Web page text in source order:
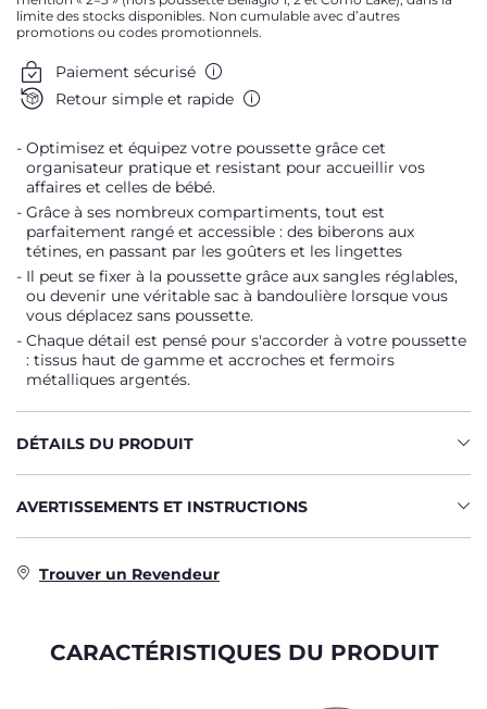
limite des stocks disponibles. Non cumulable avec d’autres
promotions ou codes promotionnels.
Paiement sécurisé
Retour simple et rapide
Optimisez et équipez votre poussette grâce cet
organisateur pratique et resistant pour accueillir vos
affaires et celles de bébé.
Grâce à ses nombreux compartiments, tout est
parfaitement rangé et accessible : des biberons aux
tétines, en passant par les goûters et les lingettes
Il peut se fixer à la poussette grâce aux sangles réglables,
ou devenir une véritable sac à bandoulière lorsque vous
vous déplacez sans poussette.
Chaque détail est pensé pour s'accorder à votre poussette
: tissus haut de gamme et accroches et fermoirs
métalliques argentés.
DÉTAILS DU PRODUIT
AVERTISSEMENTS ET INSTRUCTIONS
Trouver un Revendeur
CARACTÉRISTIQUES DU PRODUIT